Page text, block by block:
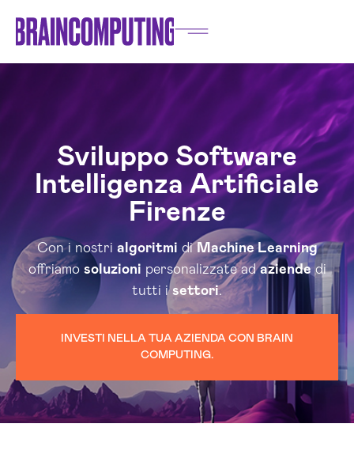
Sviluppo Software
Intelligenza Artificiale
Firenze
Con i nostri algoritmi di Machine Learning
offriamo soluzioni personalizzate adaziende di
tutti isettori.
INVESTI NELLA TUA AZIENDA CON BRAIN
COMPUTING.